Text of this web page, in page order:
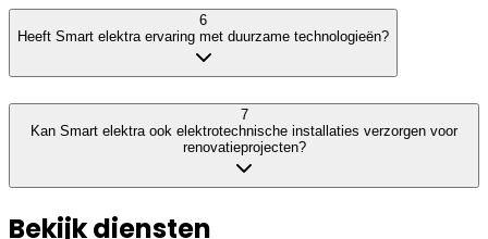
6
Heeft Smart elektra ervaring met duurzame technologieën?
7
Kan Smart elektra ook elektrotechnische installaties verzorgen voor
renovatieprojecten?
Bekijk diensten